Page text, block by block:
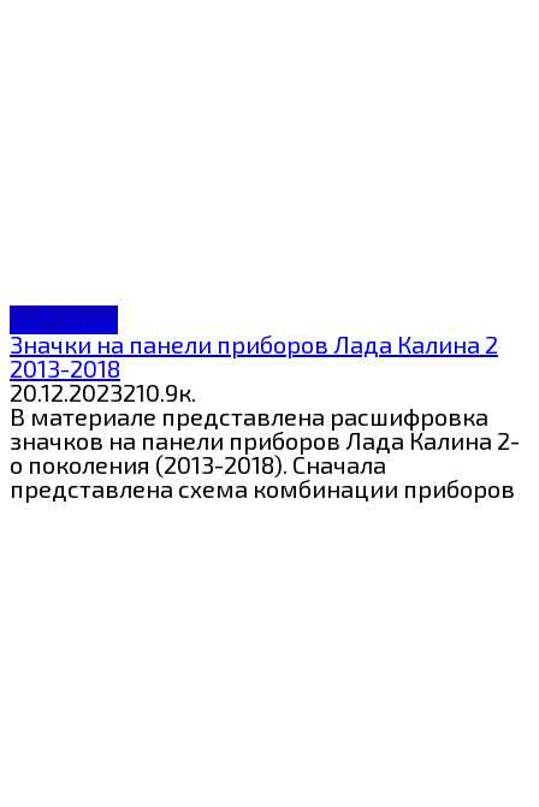
ЗнП Лада
Значки на панели приборов Лада Калина 2
2013-2018
20.12.2023210.9к.
В материале представлена расшифровка
значков на панели приборов Лада Калина 2-
о поколения (2013-2018). Сначала
представлена схема комбинации приборов